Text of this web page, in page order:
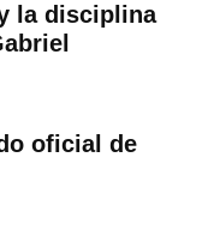
la disciplina
oficial de